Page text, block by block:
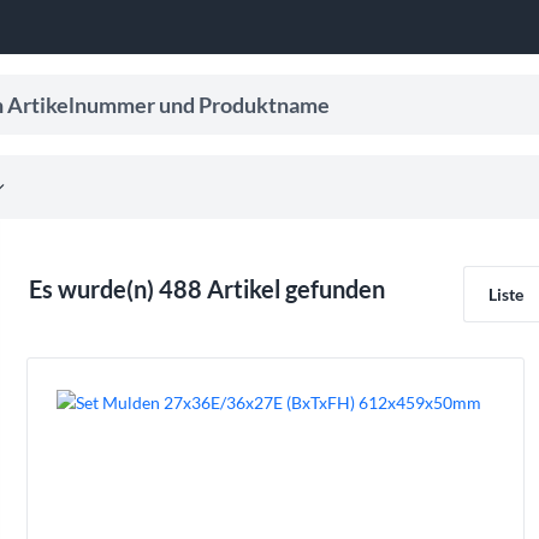
und Produktname
Es wurde(n) 488 Artikel gefunden Liste